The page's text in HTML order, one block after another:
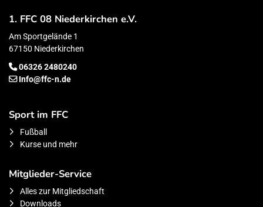
1. FFC 08 Niederkirchen e.V.
Am Sportgelände 1
67150 Niederkirchen
06326 2480240
Info@ffc-n.de
Sport im FFC
Fußball
Kurse und mehr
Mitglieder-Service
Alles zur Mitgliedschaft
Downloads